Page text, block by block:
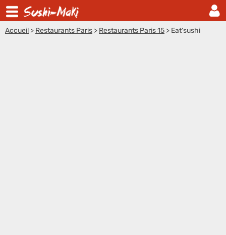
Accueil > Restaurants Paris > Restaurants Paris 15 > Eat'sushi